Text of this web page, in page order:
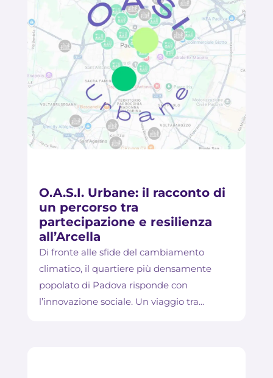
O.A.S.I. Urbane: il racconto di
un percorso tra
partecipazione e resilienza
all’Arcella
Di fronte alle sfide del cambiamento
climatico, il quartiere più densamente
popolato di Padova risponde con
l’innovazione sociale. Un viaggio tra...